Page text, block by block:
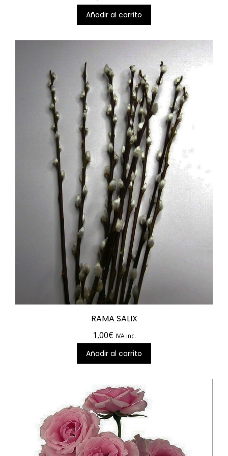
Añadir al carrito
RAMA SALIX
1,00€ IVA inc.
Añadir al carrito